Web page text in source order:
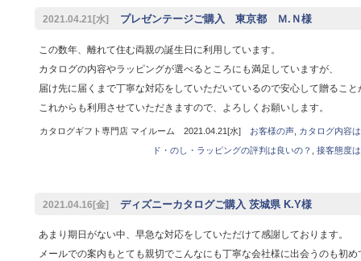
2021.04.21[水] プレゼンテージご購入 東京都 Ｍ.Ｎ様
この数年、離れて住む両親の誕生日に利用しています。
カタログの内容やラッピングが選べるところにも満足していますが、
届け先に届くまで丁寧な対応をしていただいているので安心して贈ること
これからも利用させていただきますので、よろしくお願いします。
カタログギフト専門店 マイルーム 2021.04.21[水] お客様の声, カタログ内容
ド・のし・ラッピングの評判は良いの？
接客態度
2021.04.16[金] ディズニーカタログご購入 茨城県 K.Y様
あまり期日がない中、早急な対応をしていただけて感謝しております。
メールでの案内もとても親切でこんなにも丁寧な会社様に出会うのも初